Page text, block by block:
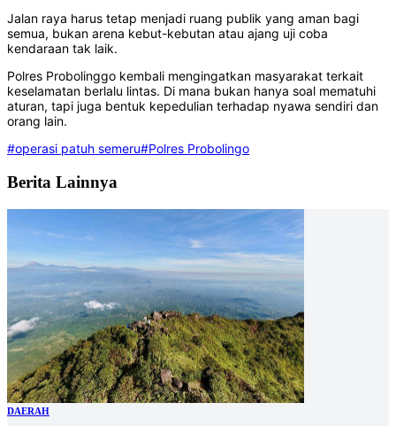
‎Jalan raya harus tetap menjadi ruang publik yang aman bagi
semua, bukan arena kebut-kebutan atau ajang uji coba
kendaraan tak laik.
‎Polres Probolinggo kembali mengingatkan masyarakat terkait
keselamatan berlalu lintas. Di mana bukan hanya soal mematuhi
aturan, tapi juga bentuk kepedulian terhadap nyawa sendiri dan
orang lain.‎
#operasi patuh semeru#Polres Probolingo
Berita Lainnya
DAERAH